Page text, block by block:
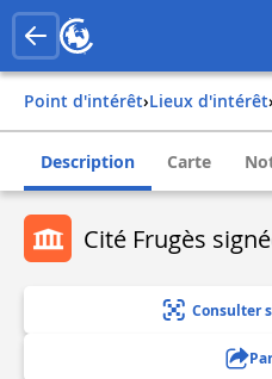
Point d'intérêt› Lieux d'intérêt›
Description Carte
Cité Frugès
Consulter